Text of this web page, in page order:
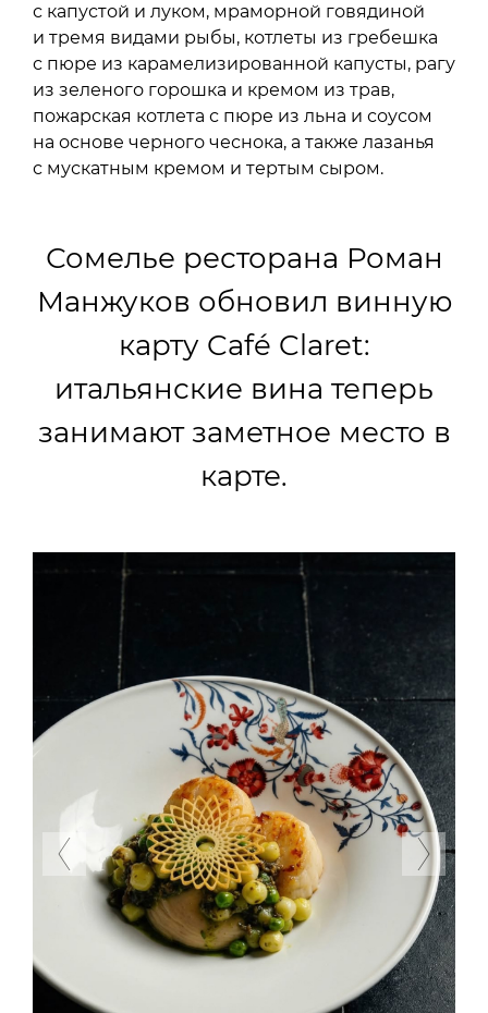
с капустой и луком, мраморной говядиной
и тремя видами рыбы, котлеты из гребешка
с пюре из карамелизированной капусты, рагу
из зеленого горошка и кремом из трав,
пожарская котлета с пюре из льна и соусом
на основе черного чеснока, а также лазанья
с мускатным кремом и тертым сыром.
Сомелье ресторана Роман
Манжуков обновил винную
карту Café Claret:
итальянские вина теперь
занимают заметное место в
карте.
Previous Next